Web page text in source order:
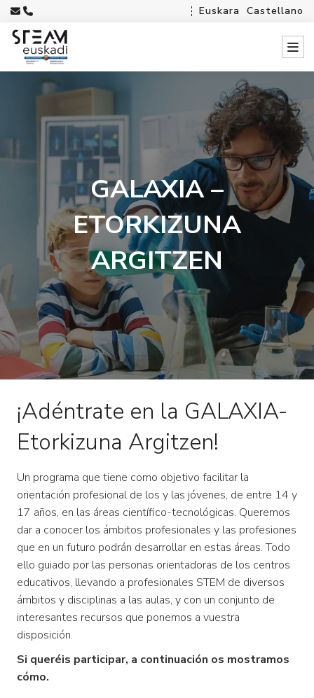
Euskara Castellano
GALAXIA –
ETORKIZUNA
ARGITZEN
¡Adéntrate en la GALAXIA-
Etorkizuna Argitzen!
Un programa que tiene como objetivo facilitar la
orientación profesional de los y las jóvenes, de entre 14 y
17 años, en las áreas científico-tecnológicas. Queremos
dar a conocer los ámbitos profesionales y las profesiones
que en un futuro podrán desarrollar en estas áreas. Todo
ello guiado por las personas orientadoras de los centros
educativos, llevando a profesionales STEM de diversos
ámbitos y disciplinas a las aulas, y con un conjunto de
interesantes recursos que ponemos a vuestra
disposición.
Si queréis participar, a continuación os mostramos
cómo.